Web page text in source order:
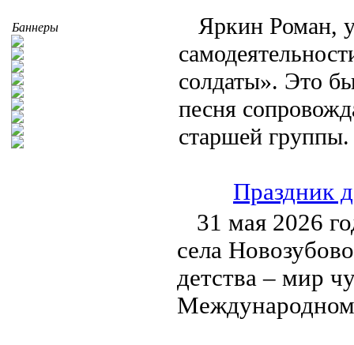
Баннеры
Яркин Роман,
солдаты». Это
песня
старшей группы.
Праздник
31 мая 2026
села
детства – мир